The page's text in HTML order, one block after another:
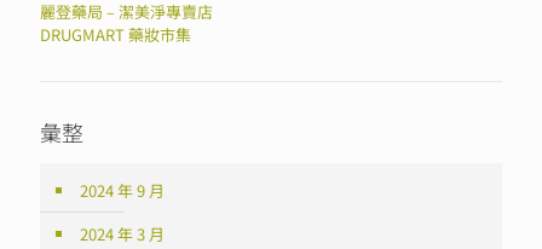
麗登藥局 – 潔美淨專賣店
DRUGMART 藥妝市集
彙整
2024 年 9 月
2024 年 3 月